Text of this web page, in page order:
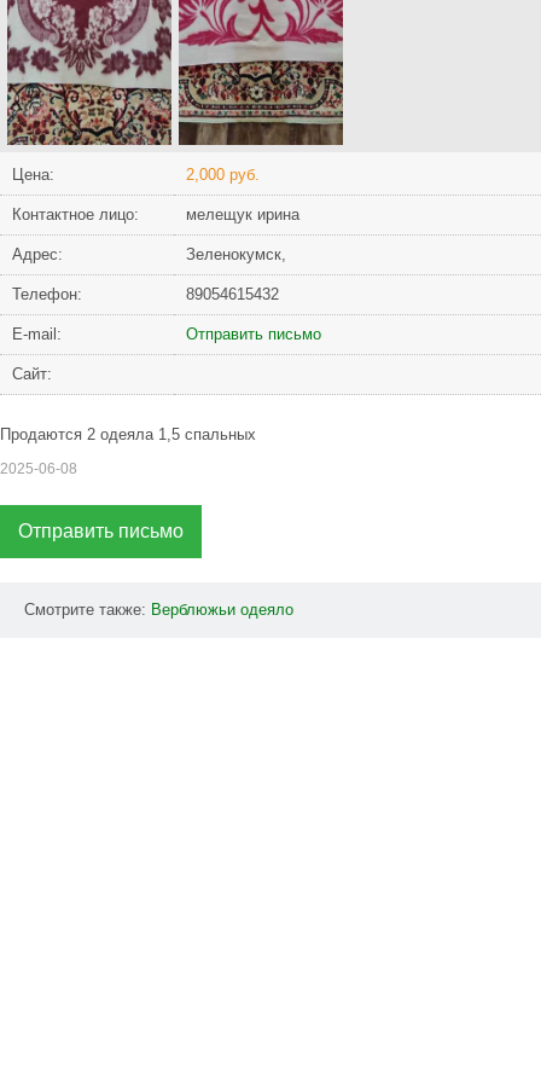
Цена: 2,000 руб.
Контактное лицо: мелещук ирина
Адрес: Зеленокумск,
Телефон: 89054615432
Е-mail: Отправить письмо
Сайт:
Продаются 2 одеяла 1,5 спальных
2025-06-08
Отправить письмо
Смотрите также: Верблюжьи одеяло